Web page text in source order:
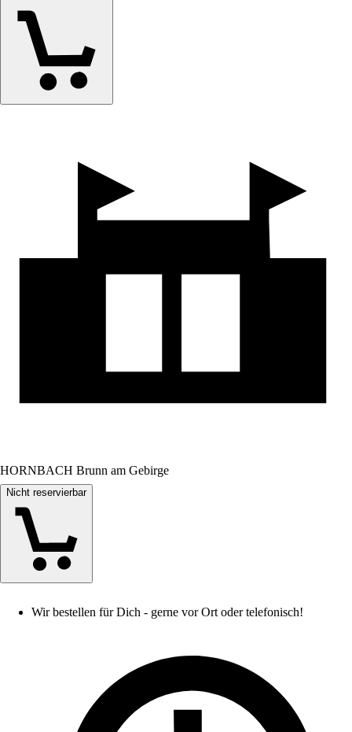
HORNBACH Brunn am Gebirge
Nicht reservierbar
Wir bestellen für Dich - gerne vor Ort oder telefonisch!